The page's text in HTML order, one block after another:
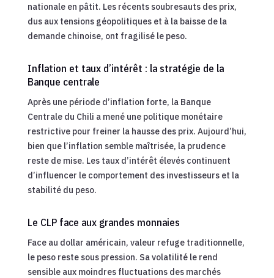
nationale en pâtit. Les récents soubresauts des prix,
dus aux tensions géopolitiques et à la baisse de la
demande chinoise, ont fragilisé le peso.
Inflation et taux d’intérêt : la stratégie de la
Banque centrale
Après une période d’inflation forte, la Banque
Centrale du Chili a mené une politique monétaire
restrictive pour freiner la hausse des prix. Aujourd’hui,
bien que l’inflation semble maîtrisée, la prudence
reste de mise. Les taux d’intérêt élevés continuent
d’influencer le comportement des investisseurs et la
stabilité du peso.
Le CLP face aux grandes monnaies
Face au dollar américain, valeur refuge traditionnelle,
le peso reste sous pression. Sa volatilité le rend
sensible aux moindres fluctuations des marchés